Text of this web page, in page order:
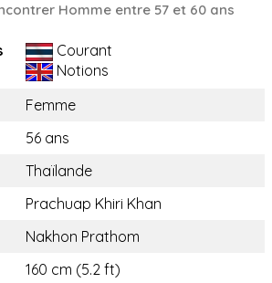
Homme entre 57 et 60 ans
Courant
Notions
Femme
56 ans
Thaïlande
Prachuap Khiri Khan
Nakhon Prathom
160 cm (5.2 ft)